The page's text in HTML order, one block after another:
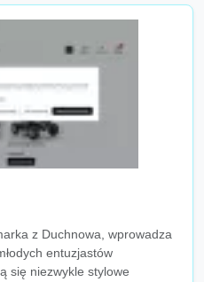
z Duchnowa, wprowadza
entuzjastów
się niezwykle stylowe